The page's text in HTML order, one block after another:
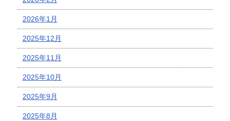
2026年1月
2025年12月
2025年11月
2025年10月
2025年9月
2025年8月